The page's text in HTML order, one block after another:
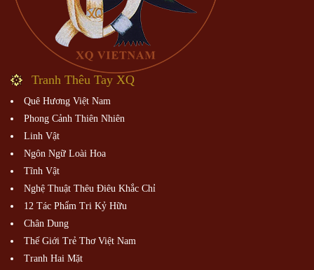
Tranh Thêu Tay XQ
Quê Hương Việt Nam
Phong Cảnh Thiên Nhiên
Linh Vật
Ngôn Ngữ Loài Hoa
Tĩnh Vật
Nghệ Thuật Thêu Điêu Khắc Chỉ
12 Tác Phẩm Tri Kỷ Hữu
Chân Dung
Thế Giới Trẻ Thơ Việt Nam
Tranh Hai Mặt